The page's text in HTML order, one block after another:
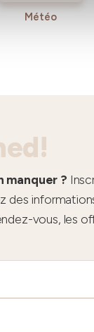
Météo
manquer ?
des
vous, les